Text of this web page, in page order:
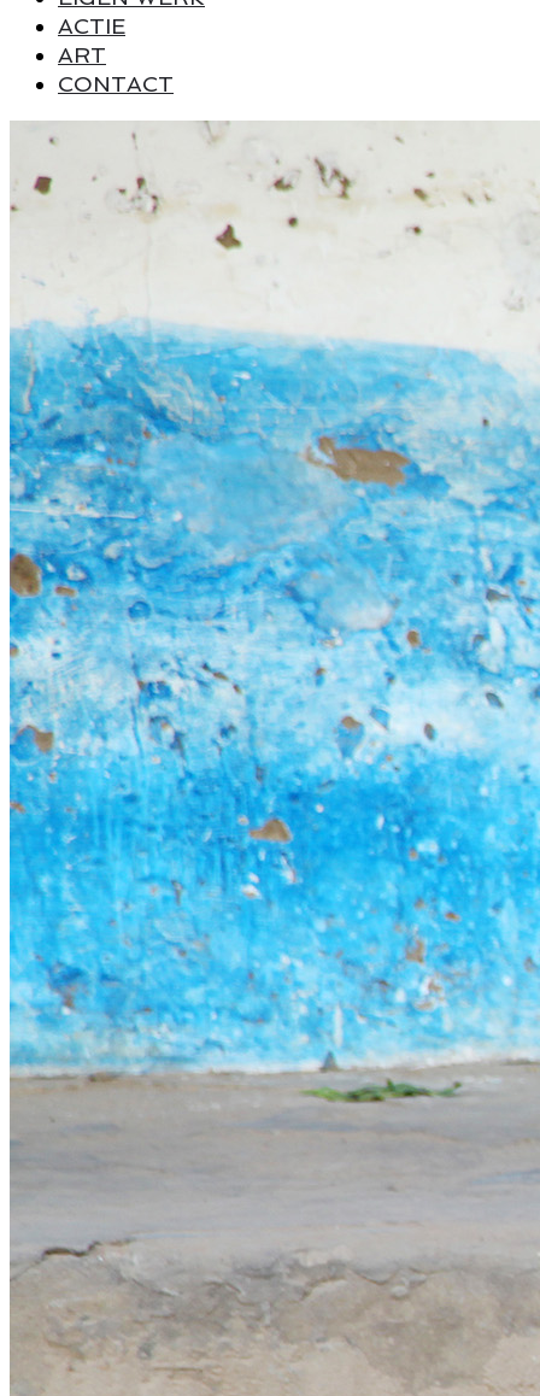
ACTIE
ART
CONTACT